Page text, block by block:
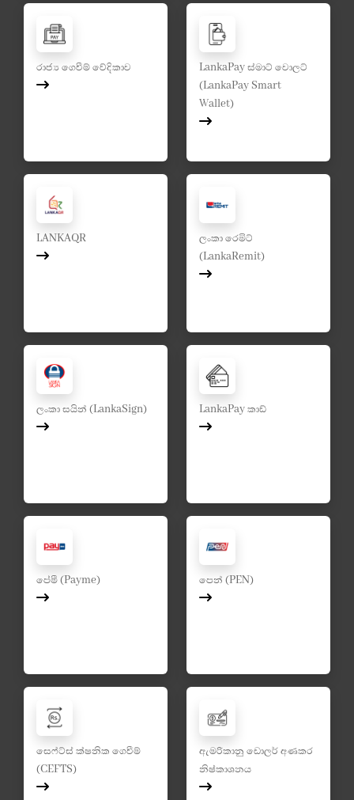
රාජ්‍ය ගෙවීම් වේදිකාව
LankaPay ස්මාට් වොලට්
(LankaPay Smart
Wallet)
LANKAQR
ලංකා රෙමිට්
(LankaRemit)
ලංකා සයින් (LankaSign) LankaPay කාඩ්
පේමී (Payme) පෙන් (PEN)
සෙෆ්ට්ස් ක්ෂනික ගෙවීම්
(CEFTS)
ඇමරිකානු ඩොලර් අණකර
නිෂ්කාශනය